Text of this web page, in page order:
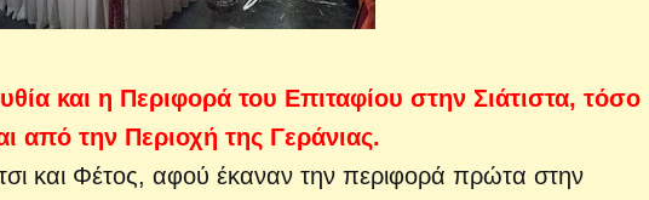
και η Περιφορά του Επιταφίου στην Σιάτιστα, τόσο
από την Περιοχή της Γεράνιας.
και Φέτος, αφού έκαναν την περιφορά πρώτα στην